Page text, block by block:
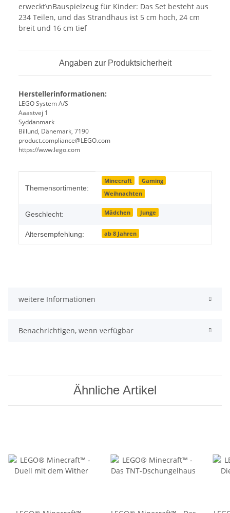
erweckt\nBauspielzeug für Kinder: Das Set besteht aus
234 Teilen, und das Strandhaus ist 5 cm hoch, 24 cm
breit und 16 cm tief
Angaben zur Produktsicherheit
Herstellerinformationen:
LEGO System A/S
Aaastvej 1
Syddanmark
Billund, Dänemark, 7190
product.compliance@LEGO.com
https://www.lego.com
Themensortimente:
Minecraft
Gaming
Weihnachten
Geschlecht: Mädchen Junge
Altersempfehlung: ab 8 Jahren
weitere Informationen
Benachrichtigen, wenn verfügbar
Ähnliche Artikel